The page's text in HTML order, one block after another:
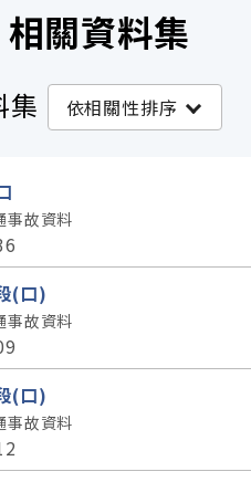
關資料集
集 依相關性排序
事故資料
(口)
事故資料
(口)
事故資料